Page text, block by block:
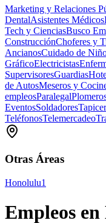
Marketing y Relaciones
DentalAsistentes Médicos
Tech y CienciasBusco
ConstrucciónChoferes y
AncianosCuidado de
GráficoElectricistas
SupervisoresGuardias
de AutosMeseros y
empleosParalegal
EventosSoldadores
TeléfonosTelemercadeo
Otras Áreas
Honolulu1
Empleos en